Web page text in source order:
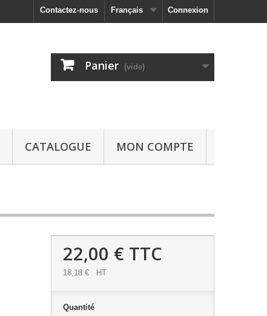
Connexion
Français
Contactez-nous
Panier (vide)
CATALOGUE MON COMPTE
22,00 € TTC
18,18 € HT
Quantité